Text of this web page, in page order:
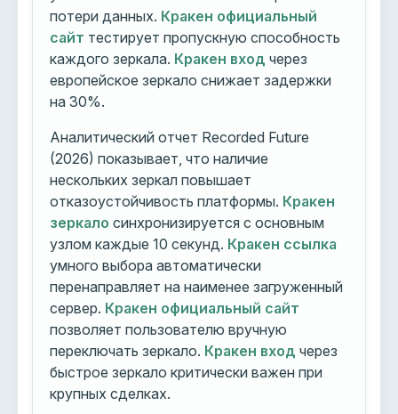
потери данных. Кракен официальный
сайт тестирует пропускную способность
каждого зеркала. Кракен вход через
европейское зеркало снижает задержки
на 30%.
Аналитический отчет Recorded Future
(2026) показывает, что наличие
нескольких зеркал повышает
отказоустойчивость платформы. Кракен
зеркало синхронизируется с основным
узлом каждые 10 секунд. Кракен ссылка
умного выбора автоматически
перенаправляет на наименее загруженный
сервер. Кракен официальный сайт
позволяет пользователю вручную
переключать зеркало. Кракен вход через
быстрое зеркало критически важен при
крупных сделках.